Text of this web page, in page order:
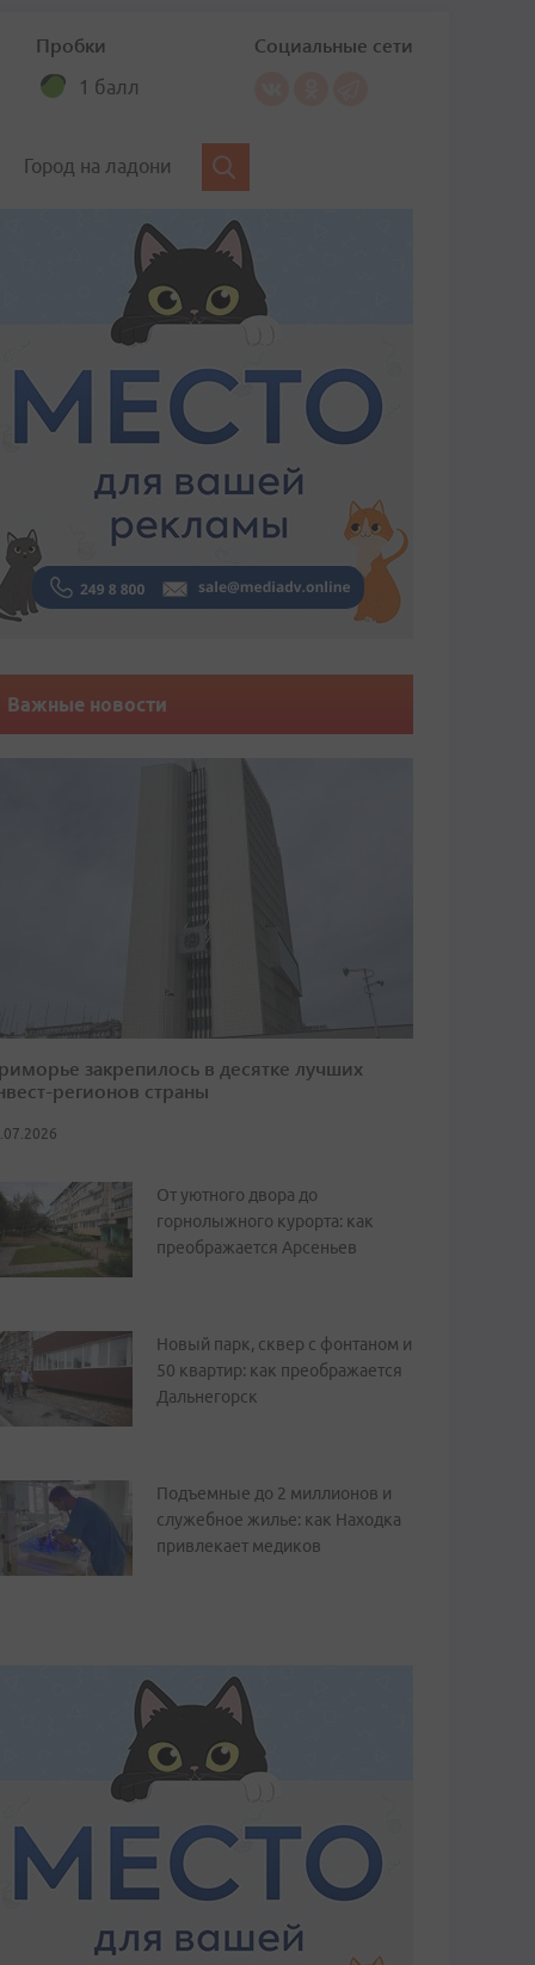
Пробки
1 балл
Социальные сети
Город на ладони
Важные новости
закрепилось в десятке лучших
регионов страны
От уютного двора до
горнолыжного курорта: как
преображается Арсеньев
Новый парк, сквер с фонтаном и
50 квартир: как преображается
Дальнегорск
Подъемные до 2 миллионов и
служебное жилье: как Находка
привлекает медиков